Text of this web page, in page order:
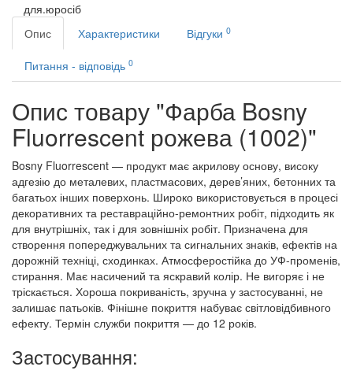
для.юросіб
Опис
Характеристики Відгуки 0
Питання - відповідь 0
Опис товару "Фарба Bosny
Fluorrescent рожева (1002)"
Bosny Fluorrescent — продукт має акрилову основу, високу
адгезію до металевих, пластмасових, дерев’яних, бетонних та
багатьох інших поверхонь. Широко використовується в процесі
декоративних та реставраційно-ремонтних робіт, підходить як
для внутрішніх, так і для зовнішніх робіт. Призначена для
створення попереджувальних та сигнальних знаків, ефектів на
дорожній техніці, сходинках. Атмосферостійка до УФ-променів,
стирання. Має насичений та яскравий колір. Не вигоряє і не
тріскається. Хороша покриваність, зручна у застосуванні, не
залишає патьоків. Фінішне покриття набуває світловідбивного
ефекту. Термін служби покриття — до 12 років.
Застосування: